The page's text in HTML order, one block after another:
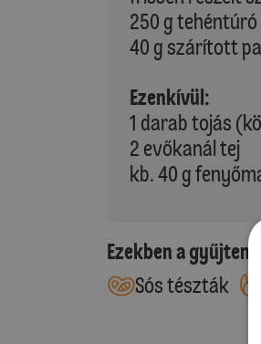
250 g tehéntúró
40 g szárított
Ezenkívül:
1 darab tojás
2 evőkanál tej
kb. 40 g
Ezekben a
Sós tészták